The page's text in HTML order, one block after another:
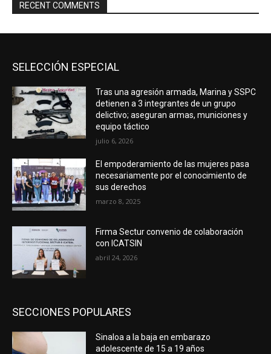
RECENT COMMENTS
SELECCIÓN ESPECIAL
Tras una agresión armada, Marina y SSPC
detienen a 3 integrantes de un grupo
delictivo; aseguran armas, municiones y
equipo táctico
julio 6, 2026
El empoderamiento de las mujeres pasa
necesariamente por el conocimiento de
sus derechos
marzo 8, 2025
Firma Sectur convenio de colaboración
con ICATSIN
abril 24, 2026
SECCIONES POPULARES
Sinaloa a la baja en embarazo
adolescente de 15 a 19 años